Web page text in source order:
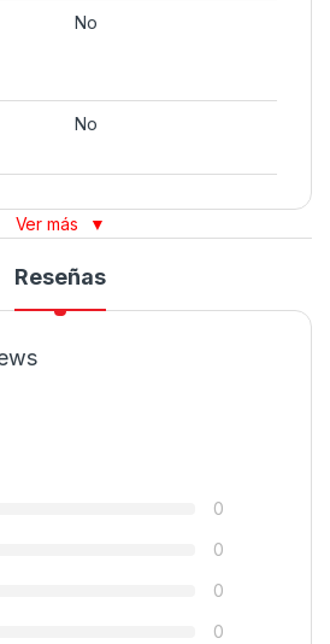
No
No
Ver más ▼
Reseñas
0
0
0
0